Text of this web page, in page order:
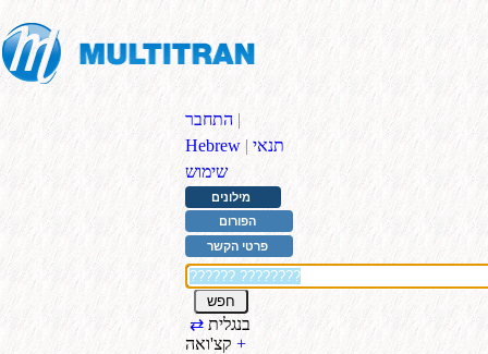
התחבר |
Hebrew | תנאי
שימוש
מילונים
הפורום
פרטי הקשר
בנגלית ⇄
+